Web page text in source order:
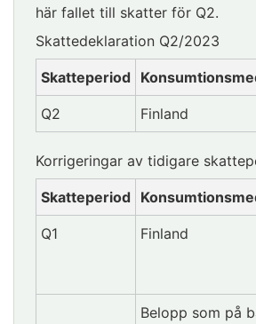
här fallet till skatter för Q2.
Skattedeklaration Q2/2023
Skatteperiod
Q2 Finland
Korrigeringar av tidigare
Skatteperiod
Q1 Finland
Belopp som på